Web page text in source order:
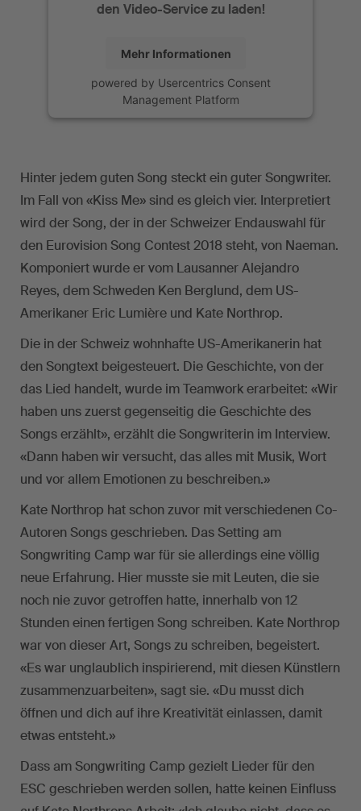
den Video-Service zu laden!
Mehr Informationen
powered by Usercentrics Consent
Management Platform
Hinter jedem guten Song steckt ein guter Songwriter.
Im Fall von «Kiss Me» sind es gleich vier. Interpretiert
wird der Song, der in der Schweizer Endauswahl für
den Eurovision Song Contest 2018 steht, von Naeman.
Komponiert wurde er vom Lausanner Alejandro
Reyes, dem Schweden Ken Berglund, dem US-
Amerikaner Eric Lumière und Kate Northrop.
Die in der Schweiz wohnhafte US-Amerikanerin hat
den Songtext beigesteuert. Die Geschichte, von der
das Lied handelt, wurde im Teamwork erarbeitet: «Wir
haben uns zuerst gegenseitig die Geschichte des
Songs erzählt», erzählt die Songwriterin im Interview.
«Dann haben wir versucht, das alles mit Musik, Wort
und vor allem Emotionen zu beschreiben.»
Kate Northrop hat schon zuvor mit verschiedenen Co-
Autoren Songs geschrieben. Das Setting am
Songwriting Camp war für sie allerdings eine völlig
neue Erfahrung. Hier musste sie mit Leuten, die sie
noch nie zuvor getroffen hatte, innerhalb von 12
Stunden einen fertigen Song schreiben. Kate Northrop
war von dieser Art, Songs zu schreiben, begeistert.
«Es war unglaublich inspirierend, mit diesen Künstlern
zusammenzuarbeiten», sagt sie. «Du musst dich
öffnen und dich auf ihre Kreativität einlassen, damit
etwas entsteht.»
Dass am Songwriting Camp gezielt Lieder für den
ESC geschrieben werden sollen, hatte keinen Einfluss